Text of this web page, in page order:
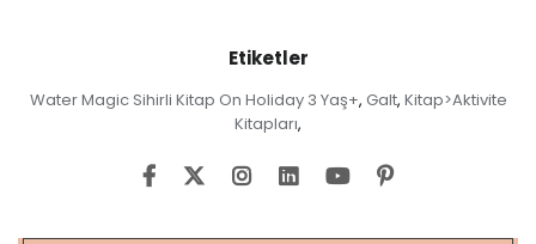
Etiketler
Water Magic Sihirli Kitap On Holiday 3 Yaş+, Galt, Kitap>Aktivite
Kitapları,